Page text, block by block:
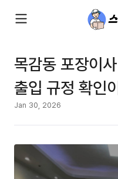
목감동 포장이
출입 규정 확인
Jan 30, 2026